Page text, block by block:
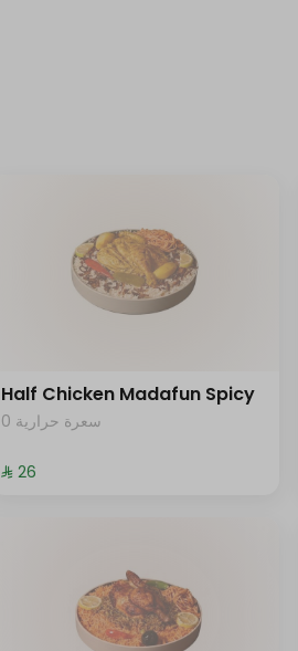
Half Chicken Madafun Spicy
0 سعرة حرارية
⁨⁦‪‬ 26⁩